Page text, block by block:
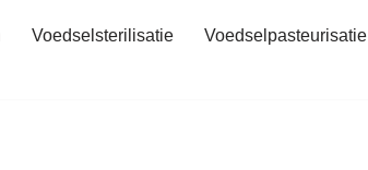
Voedselsterilisatie
Voedselpasteurisatie